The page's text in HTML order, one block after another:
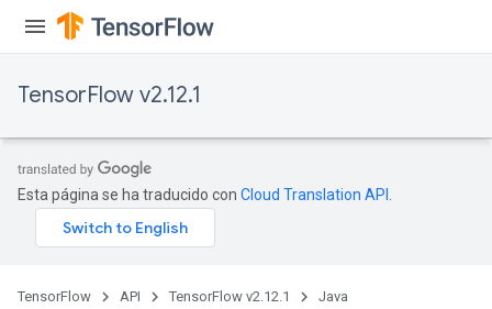
TensorFlow v2.12.1
Esta página se ha traducido con Cloud Translation API
TensorFlow API TensorFlow v2.12.1 Java